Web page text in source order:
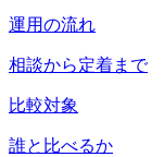
運用の流れ
相談から定着まで
比較対象
誰と比べるか